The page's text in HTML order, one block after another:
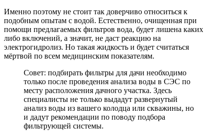
Именно поэтому не стоит так доверчиво относиться к
подобным опытам с водой. Естественно, очищенная при
помощи предлагаемых фильтров вода, будет лишена каких
либо включений, а значит, не даст реакцию на
электрогидролиз. Но такая жидкость и будет считаться
мёртвой по всем медицинским показателям.
Совет: подбирать фильтры для дачи необходимо
только после проведения анализа воды в СЭС по
месту расположения дачного участка. Здесь
специалисты не только выдадут развернутый
анализ воды из вашего колодца или скважины, но
и дадут рекомендации по поводу подбора
фильтрующей системы.